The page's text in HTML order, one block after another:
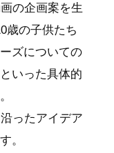
の企画案を生
歳の子供たち
ズについての
いった具体的
ったアイデア
。